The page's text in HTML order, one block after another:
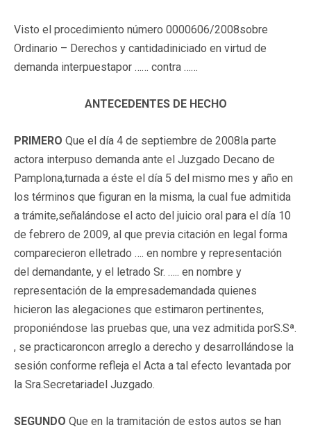
Visto el procedimiento número 0000606/2008sobre
Ordinario – Derechos y cantidadiniciado en virtud de
demanda interpuestapor …… contra ……
ANTECEDENTES DE HECHO
PRIMERO Que el día 4 de septiembre de 2008la parte
actora interpuso demanda ante el Juzgado Decano de
Pamplona,turnada a éste el día 5 del mismo mes y año en
los términos que figuran en la misma, la cual fue admitida
a trámite,señalándose el acto del juicio oral para el día 10
de febrero de 2009, al que previa citación en legal forma
comparecieron elletrado …. en nombre y representación
del demandante, y el letrado Sr. ….. en nombre y
representación de la empresademandada quienes
hicieron las alegaciones que estimaron pertinentes,
proponiéndose las pruebas que, una vez admitida porS.Sª.
, se practicaroncon arreglo a derecho y desarrollándose la
sesión conforme refleja el Acta a tal efecto levantada por
la Sra.Secretariadel Juzgado.
SEGUNDO Que en la tramitación de estos autos se han